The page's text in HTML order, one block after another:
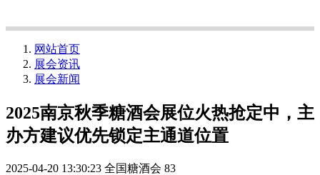
网站首页
展会资讯
展会新闻
2025南京秋季糖酒会展位火热抢定中，主
办方建议优先锁定主通道位置
2025-04-20 13:30:23 全国糖酒会 83